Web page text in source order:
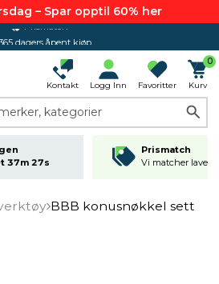
– Spar opptil 60% her
dagers åpent kjøp
Kontakt Logg Inn Favoritter
0
Kurv
kategorier
37m 27s
Prismatch
Vi matcher
BBB konusnøkkel sett